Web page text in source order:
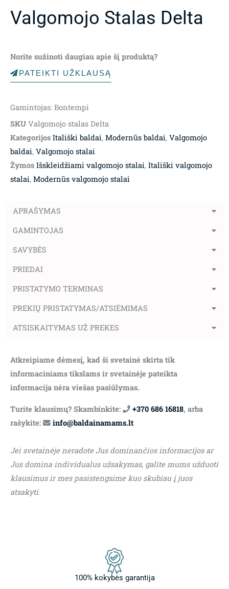
Valgomojo Stalas Delta
Norite sužinoti daugiau apie šį produktą?
PATEIKTI UŽKLAUSĄ
Gamintojas: Bontempi
SKU Valgomojo stalas Delta
Kategorijos Itališki baldai, Modernūs baldai, Valgomojo
baldai, Valgomojo stalai
Žymos Išskleidžiami valgomojo stalai, Itališki valgomojo
stalai, Modernūs valgomojo stalai
APRAŠYMAS
GAMINTOJAS
SAVYBĖS
PRIEDAI
PRISTATYMO TERMINAS
PREKIŲ PRISTATYMAS/ATSIĖMIMAS
ATSISKAITYMAS UŽ PREKES
Atkreipiame dėmesį, kad ši svetainė skirta tik
informaciniams tikslams ir svetainėje pateikta
informacija nėra viešas pasiūlymas.
Turite klausimų? Skambinkite: +370 686 16818, arba
rašykite:
info@baldainamams.lt
Jei svetainėje neradote Jus dominančios informacijos ar
Jus domina individualus užsakymas, galite mums užduoti
klausimus ir mes pasistengsime kuo skubiau į juos
atsakyti.
100% kokybės garantija